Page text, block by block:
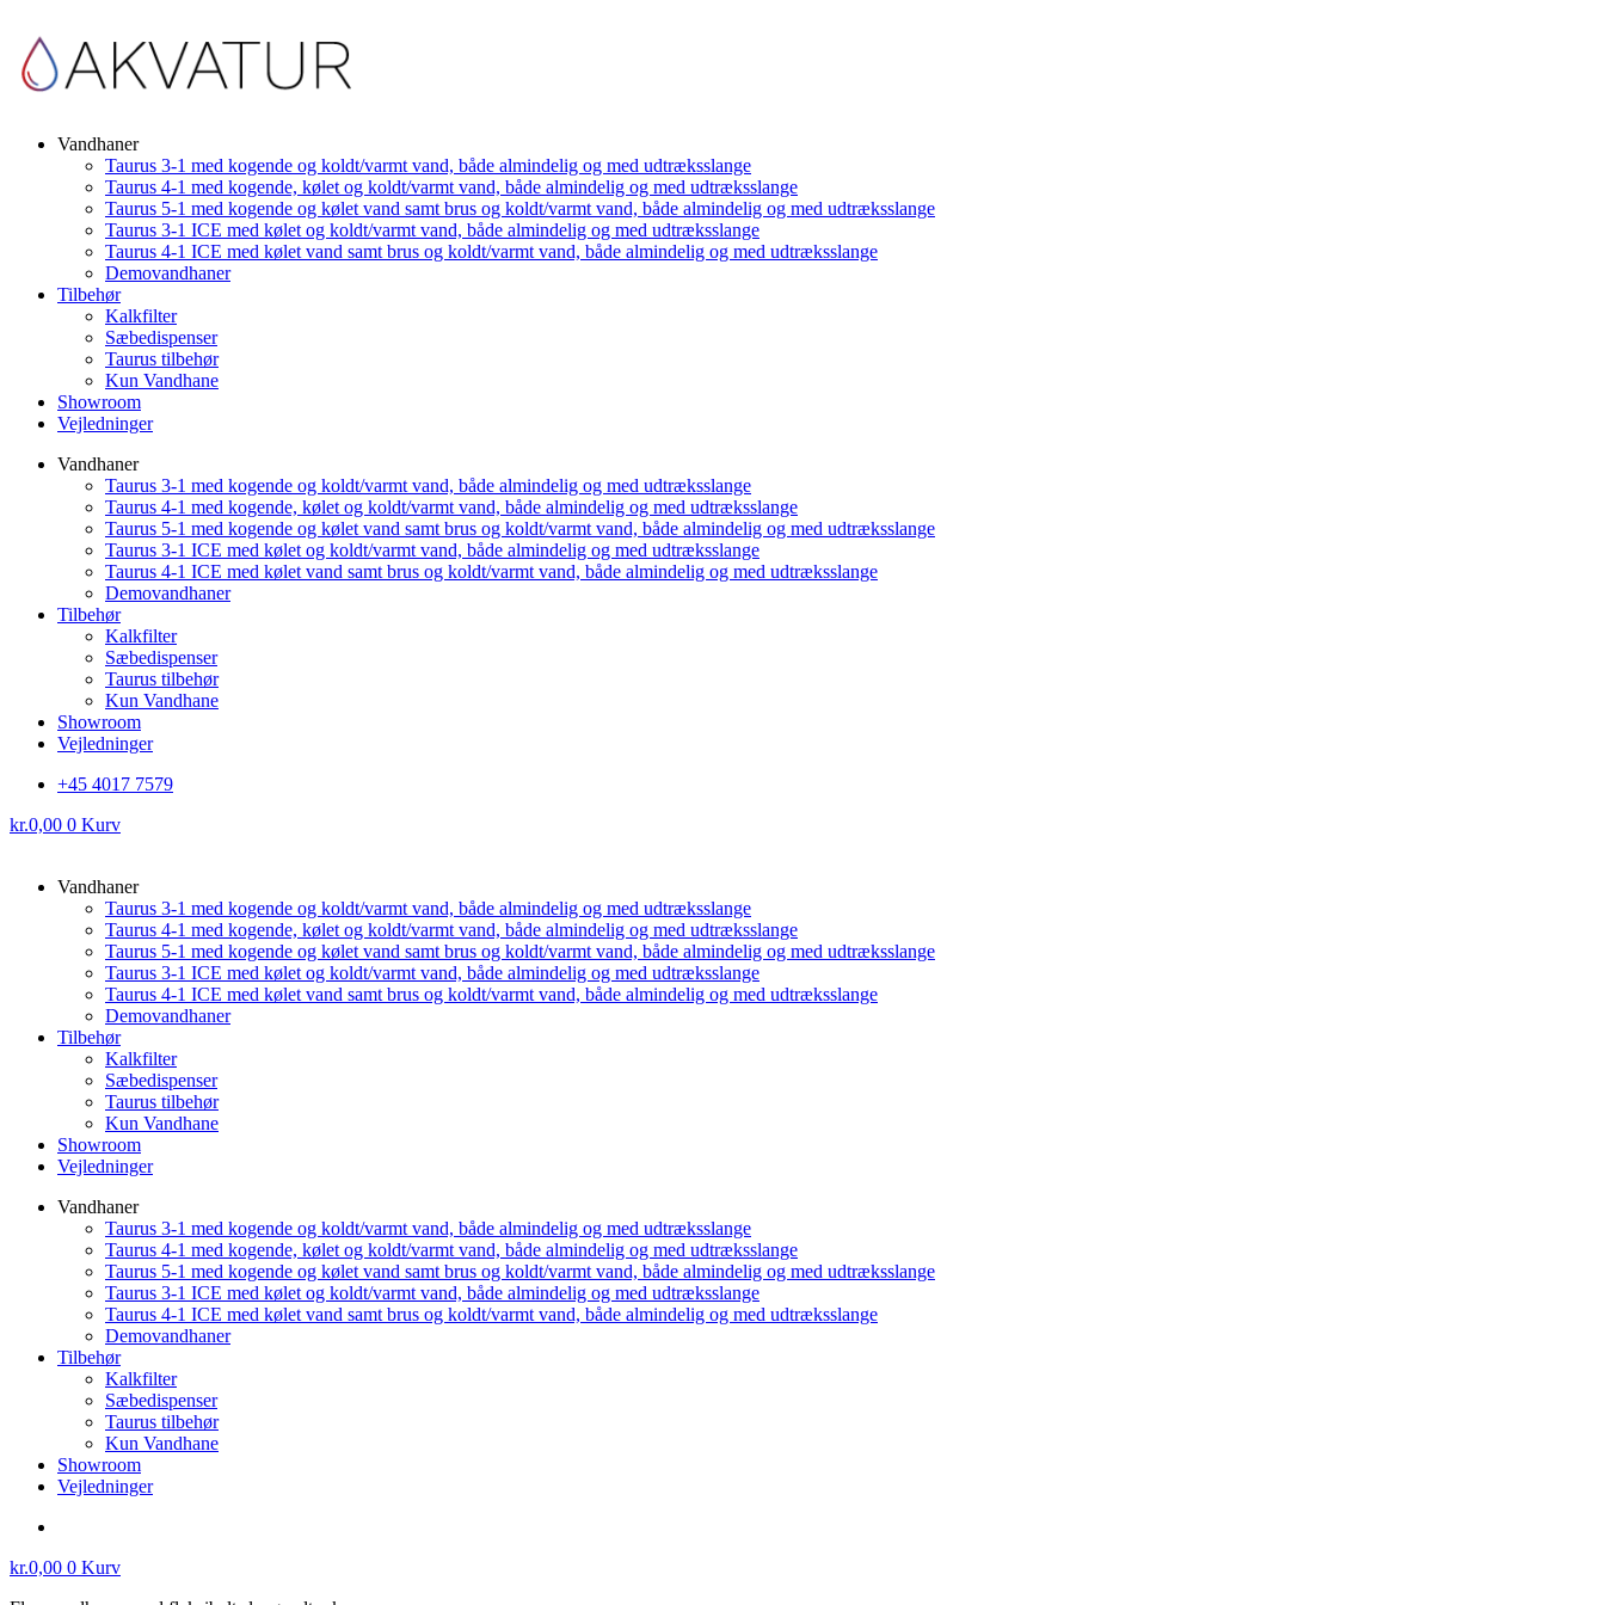
Vandhaner
Taurus 3-1 med kogende og koldt/varmt vand, både almindelig og med udtræksslange
Taurus 4-1 med kogende, kølet og koldt/varmt vand, både almindelig og med udtræksslange
Taurus 5-1 med kogende og kølet vand samt brus og koldt/varmt vand, både almindelig og med udtræksslange
Taurus 3-1 ICE med kølet og koldt/varmt vand, både almindelig og med udtræksslange
Taurus 4-1 ICE med kølet vand samt brus og koldt/varmt vand, både almindelig og med udtræksslange
Demovandhaner
Tilbehør
Kalkfilter
Sæbedispenser
Taurus tilbehør
Kun Vandhane
Showroom
Vejledninger
Vandhaner
Taurus 3-1 med kogende og koldt/varmt vand, både almindelig og med udtræksslange
Taurus 4-1 med kogende, kølet og koldt/varmt vand, både almindelig og med udtræksslange
Taurus 5-1 med kogende og kølet vand samt brus og koldt/varmt vand, både almindelig og med udtræksslange
Taurus 3-1 ICE med kølet og koldt/varmt vand, både almindelig og med udtræksslange
Taurus 4-1 ICE med kølet vand samt brus og koldt/varmt vand, både almindelig og med udtræksslange
Demovandhaner
Tilbehør
Kalkfilter
Sæbedispenser
Taurus tilbehør
Kun Vandhane
Showroom
Vejledninger
+45 4017 7579
kr.0,00 0 Kurv
Vandhaner
Taurus 3-1 med kogende og koldt/varmt vand, både almindelig og med udtræksslange
Taurus 4-1 med kogende, kølet og koldt/varmt vand, både almindelig og med udtræksslange
Taurus 5-1 med kogende og kølet vand samt brus og koldt/varmt vand, både almindelig og med udtræksslange
Taurus 3-1 ICE med kølet og koldt/varmt vand, både almindelig og med udtræksslange
Taurus 4-1 ICE med kølet vand samt brus og koldt/varmt vand, både almindelig og med udtræksslange
Demovandhaner
Tilbehør
Kalkfilter
Sæbedispenser
Taurus tilbehør
Kun Vandhane
Showroom
Vejledninger
Vandhaner
Taurus 3-1 med kogende og koldt/varmt vand, både almindelig og med udtræksslange
Taurus 4-1 med kogende, kølet og koldt/varmt vand, både almindelig og med udtræksslange
Taurus 5-1 med kogende og kølet vand samt brus og koldt/varmt vand, både almindelig og med udtræksslange
Taurus 3-1 ICE med kølet og koldt/varmt vand, både almindelig og med udtræksslange
Taurus 4-1 ICE med kølet vand samt brus og koldt/varmt vand, både almindelig og med udtræksslange
Demovandhaner
Tilbehør
Kalkfilter
Sæbedispenser
Taurus tilbehør
Kun Vandhane
Showroom
Vejledninger
kr.0,00 0 Kurv